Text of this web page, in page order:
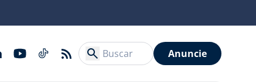
Anuncie